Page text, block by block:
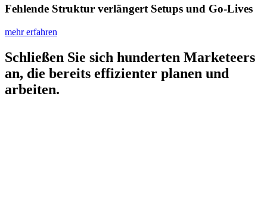
Fehlende Struktur verlängert Setups und Go‑Lives
mehr erfahren
Schließen Sie sich hunderten Marketeers
an, die bereits effizienter planen und
arbeiten.